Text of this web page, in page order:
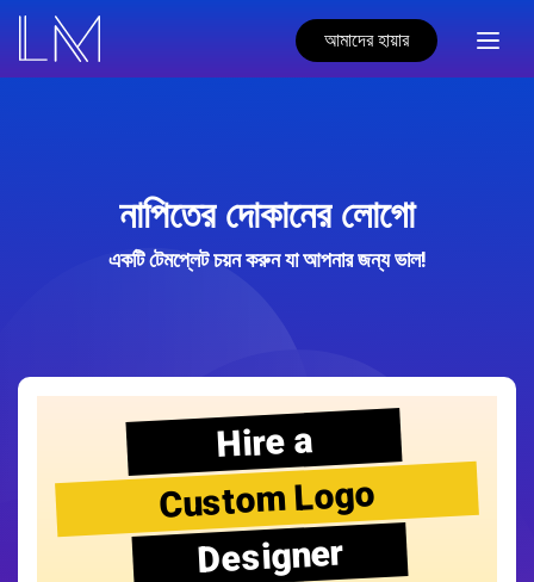
আমাদের হায়ার
নাপিতের দোকানের লোগো
একটি টেমপ্লেট চয়ন করুন যা আপনার জন্য ভাল!
Hire a
Custom Logo
Designer